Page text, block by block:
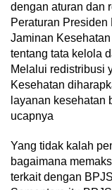
dengan aturan dan
Peraturan Presiden
Jaminan
tentang tata kelola
Melalui redistribusi
Kesehatan
layanan kesehatan
ucapnya
Yang tidak kalah
bagaimana
terkait dengan